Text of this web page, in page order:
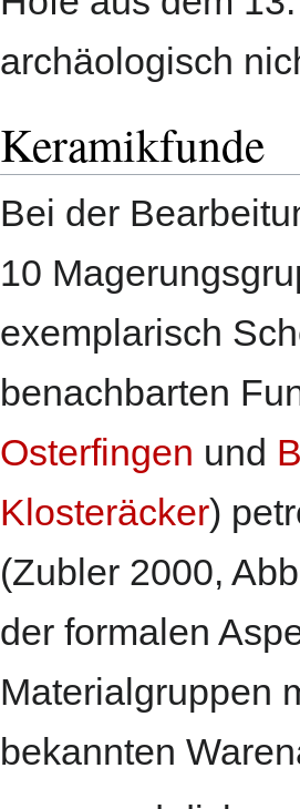
archäologisch
Keramikfunde
Bei der
10
exemplarisch
benachbarten
Osterfingen und
Klosteräcker)
(Zubler 2000,
der formalen
Materialgruppen
bekannten